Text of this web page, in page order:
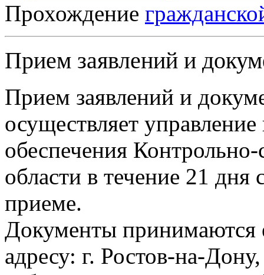
Прохождение
Прием заявлений и
Прием заявлений и
осуществляет
обеспечения
области в течение 21 дня
приеме.
Документы принимаются
адресу: г. Ростов-на-